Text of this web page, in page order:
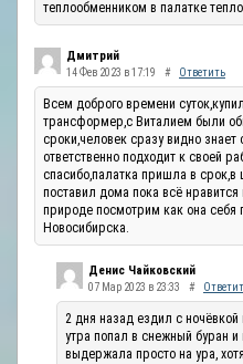
теплообменником в палатке
Дмитрий
14 Фев 2023 в 17:19 # Ответить
Всем доброго времени
трансформер,с Виталием были
сроки,человек сразу видно
ответственно подходит к своей
спасибо,палатка пришла в срок,в
поставил дома пока всё
природе посмотрим как она себя
Новосибирска.
Денис Чайковский
07 Мар 2023 в 23:33 #
2 дня назад ездил с
утра попал в снежный буран
выдержала просто на ура,